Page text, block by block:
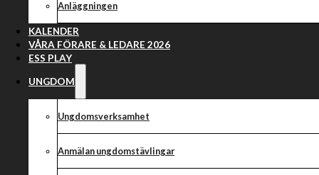
Anläggningen
KALENDER
VÅRA FÖRARE & LEDARE 2026
ESS PLAY
UNGDOM
Ungdomsverksamhet
Anmälan ungdomstävlingar